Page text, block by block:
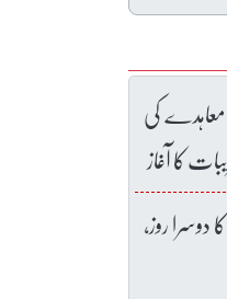
معاہدے کی
دوسرا روز،